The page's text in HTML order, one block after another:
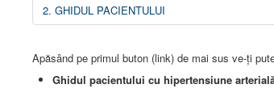
2. GHIDUL PACIENTULUI
Apăsând pe primul buton (link) de mai sus ve-ți
Ghidul pacientului cu hipertensiune